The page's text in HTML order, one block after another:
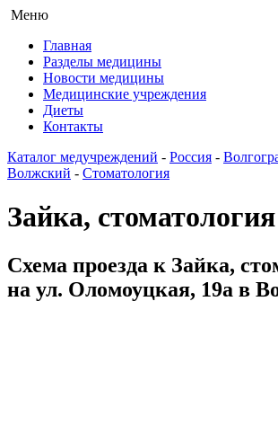
Меню
Главная
Разделы медицины
Новости медицины
Медицинские учреждения
Диеты
Контакты
Каталог медучреждений - Россия -
Волжский - Стоматология
Зайка, стоматология
Схема проезда к Зайка,
на ул. Оломоуцкая, 19а в